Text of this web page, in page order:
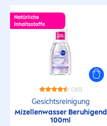
Natürliche
Inhaltsstoffe
(30)
Gesichtsreinigung
Mizellenwasser Beruhigend
100ml